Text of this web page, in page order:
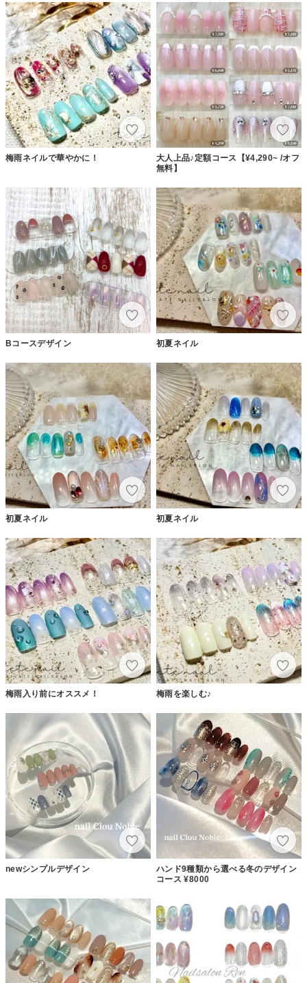
梅雨ネイルで華やかに！
大人上品♪定額コース【¥4,290~ /オフ
無料】
Bコースデザイン 初夏ネイル
初夏ネイル 初夏ネイル
梅雨入り前にオススメ！ 梅雨を楽しむ♪
newシンプルデザイン
ハンド9種類から選べる冬のデザイン
コース ¥8000